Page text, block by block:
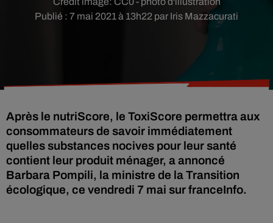
Publié : 7 mai 2021 à 13h22 par Iris Mazzacurati
Après le nutriScore, le ToxiScore permettra aux
consommateurs de savoir immédiatement
quelles substances nocives pour leur santé
contient leur produit ménager, a annoncé
Barbara Pompili, la ministre de la Transition
écologique, ce vendredi 7 mai sur franceInfo.